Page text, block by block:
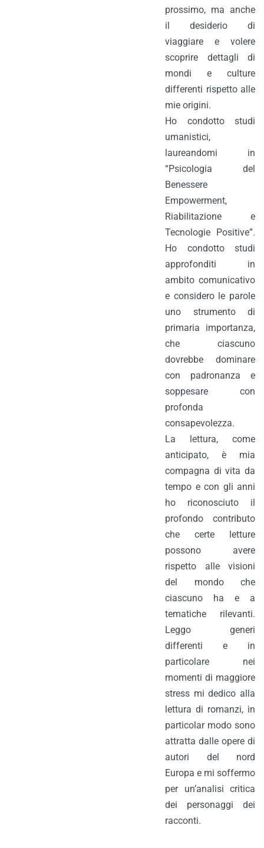
prossimo, ma anche
il desiderio di
viaggiare e volere
scoprire dettagli di
mondi e culture
differenti rispetto alle
mie origini.
Ho condotto studi
umanistici,
laureandomi in
“Psicologia del
Benessere
Empowerment,
Riabilitazione e
Tecnologie Positive”.
Ho condotto studi
approfonditi in
ambito comunicativo
e considero le parole
uno strumento di
primaria importanza,
che ciascuno
dovrebbe dominare
con padronanza e
soppesare con
profonda
consapevolezza.
La lettura, come
anticipato, è mia
compagna di vita da
tempo e con gli anni
ho riconosciuto il
profondo contributo
che certe letture
possono avere
rispetto alle visioni
del mondo che
ciascuno ha e a
tematiche rilevanti.
Leggo generi
differenti e in
particolare nei
momenti di maggiore
stress mi dedico alla
lettura di romanzi, in
particolar modo sono
attratta dalle opere di
autori del nord
Europa e mi soffermo
per un’analisi critica
dei personaggi dei
racconti.